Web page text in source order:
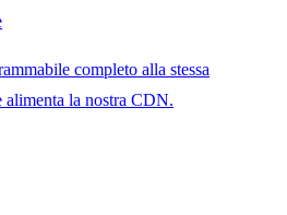
completo alla stessa
alimenta la nostra CDN.